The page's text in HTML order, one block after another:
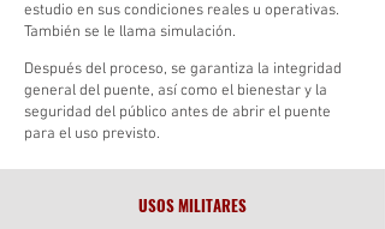
estudio en sus condiciones reales u operativas.
También se le llama simulación.
Después del proceso, se garantiza la integridad
general del puente, así como el bienestar y la
seguridad del público antes de abrir el puente
para el uso previsto.
USOS MILITARES